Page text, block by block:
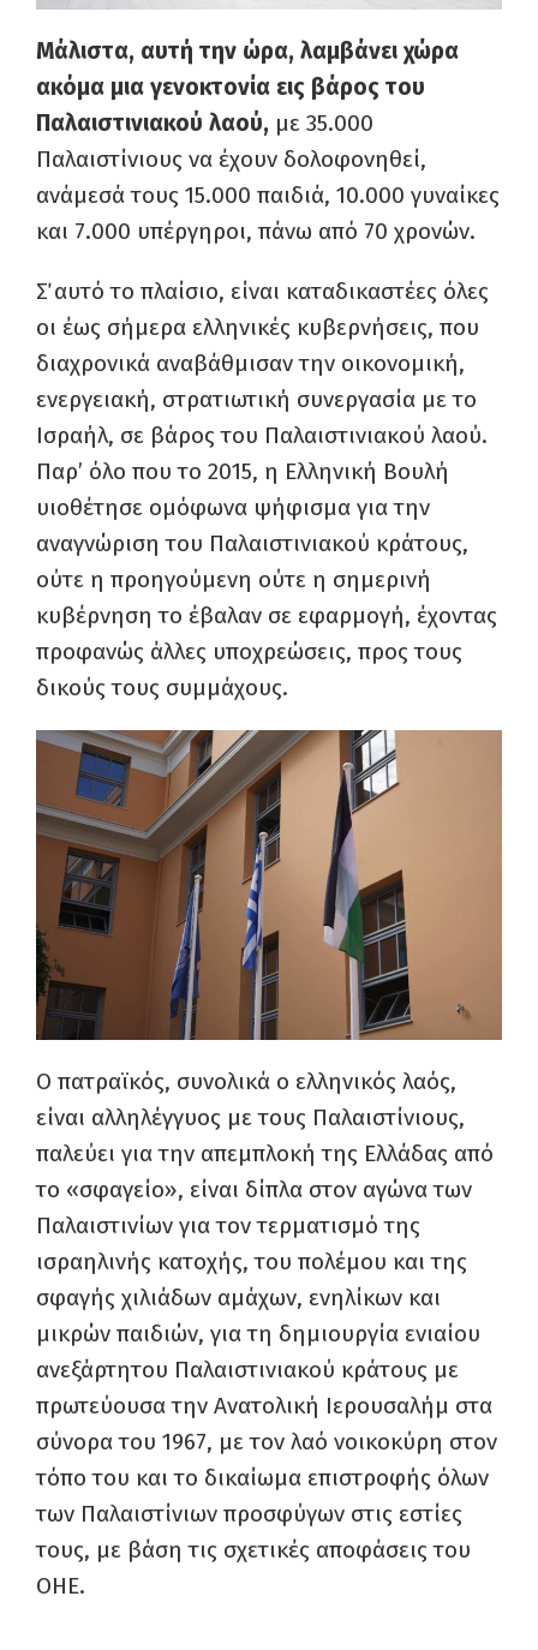
Μάλιστα, αυτή την ώρα, λαμβάνει χώρα
ακόμα μια γενοκτονία εις βάρος του
Παλαιστινιακού λαού, με 35.000
Παλαιστίνιους να έχουν δολοφονηθεί,
ανάμεσά τους 15.000 παιδιά, 10.000 γυναίκες
και 7.000 υπέργηροι, πάνω από 70 χρονών.
Σ΄ αυτό το πλαίσιο, είναι καταδικαστέες όλες
οι έως σήμερα ελληνικές κυβερνήσεις, που
διαχρονικά αναβάθμισαν την οικονομική,
ενεργειακή, στρατιωτική συνεργασία με το
Ισραήλ, σε βάρος του Παλαιστινιακού λαού.
Παρ’ όλο που το 2015, η Ελληνική Βουλή
υιοθέτησε ομόφωνα ψήφισμα για την
αναγνώριση του Παλαιστινιακού κράτους,
ούτε η προηγούμενη ούτε η σημερινή
κυβέρνηση το έβαλαν σε εφαρμογή, έχοντας
προφανώς άλλες υποχρεώσεις, προς τους
δικούς τους συμμάχους.
Ο πατραϊκός, συνολικά ο ελληνικός λαός,
είναι αλληλέγγυος με τους Παλαιστίνιους,
παλεύει για την απεμπλοκή της Ελλάδας από
το «σφαγείο», είναι δίπλα στον αγώνα των
Παλαιστινίων για τον τερματισμό της
ισραηλινής κατοχής, του πολέμου και της
σφαγής χιλιάδων αμάχων, ενηλίκων και
μικρών παιδιών, για τη δημιουργία ενιαίου
ανεξάρτητου Παλαιστινιακού κράτους με
πρωτεύουσα την Ανατολική Ιερουσαλήμ στα
σύνορα του 1967, με τον λαό νοικοκύρη στον
τόπο του και το δικαίωμα επιστροφής όλων
των Παλαιστίνιων προσφύγων στις εστίες
τους, με βάση τις σχετικές αποφάσεις του
ΟΗΕ.